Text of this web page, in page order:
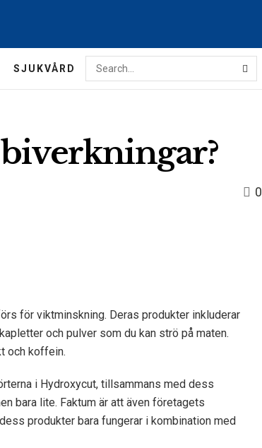
SJUKVÅRD
0
för viktminskning. Deras produkter inkluderar
och pulver som du kan strö på maten.
och koffein.
i Hydroxycut, tillsammans med dess
bara lite. Faktum är att även företagets
produkter bara fungerar i kombination med